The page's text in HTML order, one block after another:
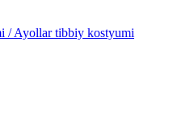
/ Ayollar tibbiy kostyumi